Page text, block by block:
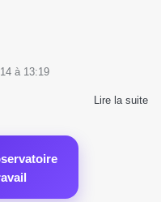
à 13:19
Lire la suite